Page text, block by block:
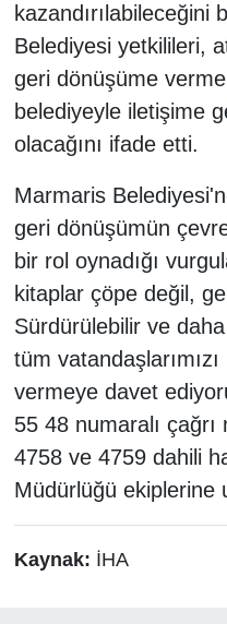
kazandırılabileceğini
Belediyesi yetkilileri,
geri dönüşüme
belediyeyle iletişime
olacağını ifade etti.
Marmaris
geri dönüşümün
bir rol oynadığı
kitaplar çöpe değil,
Sürdürülebilir ve
tüm
vermeye davet
55 48 numaralı
4758 ve 4759 dahili
Müdürlüğü ekiplerine
Kaynak: İHA